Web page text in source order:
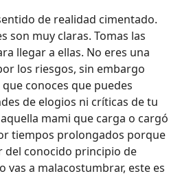
de realidad cimentado.
son muy claras. Tomas las
llegar a ellas. No eres una
los riesgos, sin embargo
conoces que puedes
de elogios ni críticas de tu
mami que carga o cargó
tiempos prolongados porque
del conocido principio de
vas a malacostumbrar, este es